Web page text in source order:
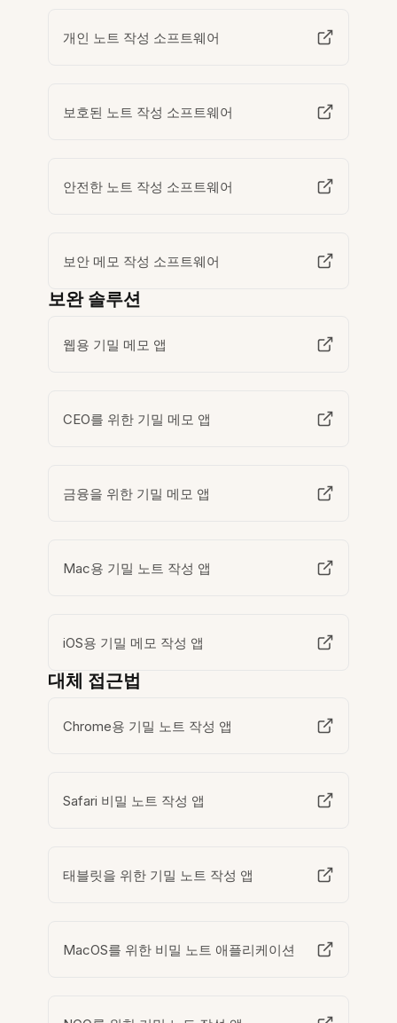
개인 노트 작성 소프트웨어
보호된 노트 작성 소프트웨어
안전한 노트 작성 소프트웨어
보안 메모 작성 소프트웨어
보완 솔루션
웹용 기밀 메모 앱
CEO를 위한 기밀 메모 앱
금융을 위한 기밀 메모 앱
Mac용 기밀 노트 작성 앱
iOS용 기밀 메모 작성 앱
대체 접근법
Chrome용 기밀 노트 작성 앱
Safari 비밀 노트 작성 앱
태블릿을 위한 기밀 노트 작성 앱
MacOS를 위한 비밀 노트 애플리케이션